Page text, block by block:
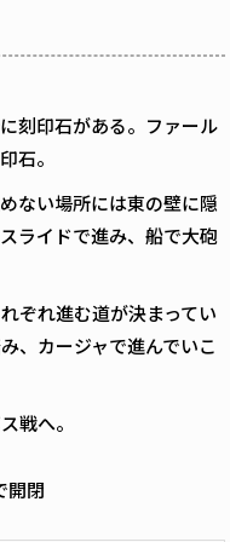
刻印石がある。ファール
石。
ない場所には東の壁に隠
ライドで進み、船で大砲
ぞれ進む道が決まってい
、カージャで進んでいこ
戦へ。
開閉